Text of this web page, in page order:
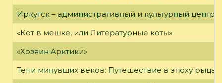
Иркутск – административный и культурный центр
«Кот в мешке, или Литературные коты»
«Хозяин Арктики»
Тени минувших веков: Путешествие в эпоху